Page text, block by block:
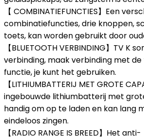
【 COMBINATIEFUNCTIES】Een
combinatiefuncties, drie knoppen,
toets, kan worden gebruikt door
【BLUETOOTH VERBINDING】TV K
verbinding, maak verbinding met
functie, je kunt het gebruiken.
【LITHIUMBATTERIJ MET GROTE
ingebouwde lithiumbatterij met
handig om op te laden en kan lang
eindeloos zingen.
【RADIO RANGE IS BREED】Het anti-